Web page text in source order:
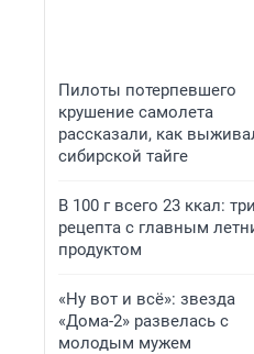
Пилоты потерпевшего
крушение самолета
рассказали, как
сибирской тайге
В 100 г всего 23 ккал: три
рецепта с главным
продуктом
«Ну вот и всё»: звезда
«Дома-2» развелась с
молодым мужем